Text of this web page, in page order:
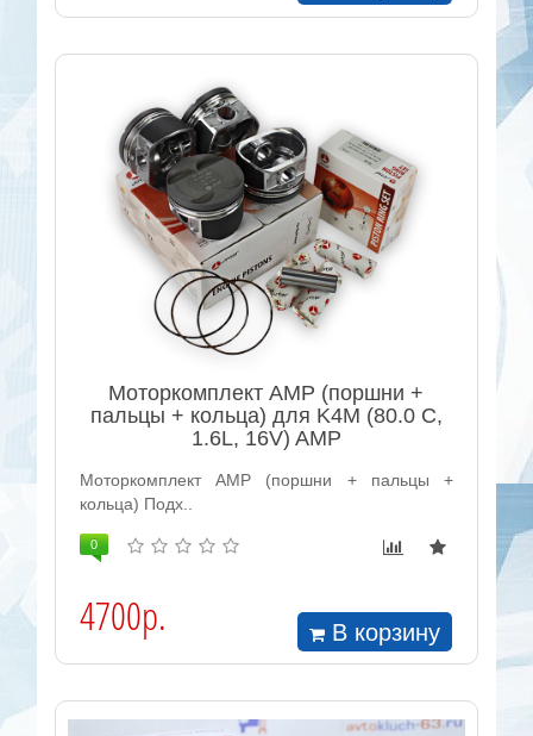
Моторкомплект AMP (поршни +
пальцы + кольца) для K4M (80.0 С,
1.6L, 16V) AMP
Моторкомплект AMP (поршни + пальцы +
кольца) Подх..
0
4700р. В корзину